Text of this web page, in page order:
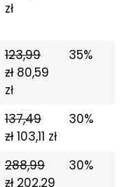
zł
123,99
zł 80,59
zł
35%
137,49
zł 103,11 zł
30%
288,99
zł 202,29
30%